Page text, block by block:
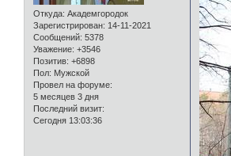
Откуда: Академгородок
Зарегистрирован: 14-11-2021
Сообщений: 5378
Уважение: +3546
Позитив: +6898
Пол: Мужской
Провел на форуме:
5 месяцев 3 дня
Последний визит:
Сегодня 13:03:36